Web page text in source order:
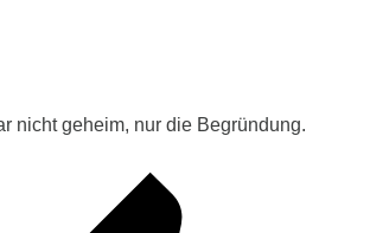
nicht geheim, nur die Begründung.